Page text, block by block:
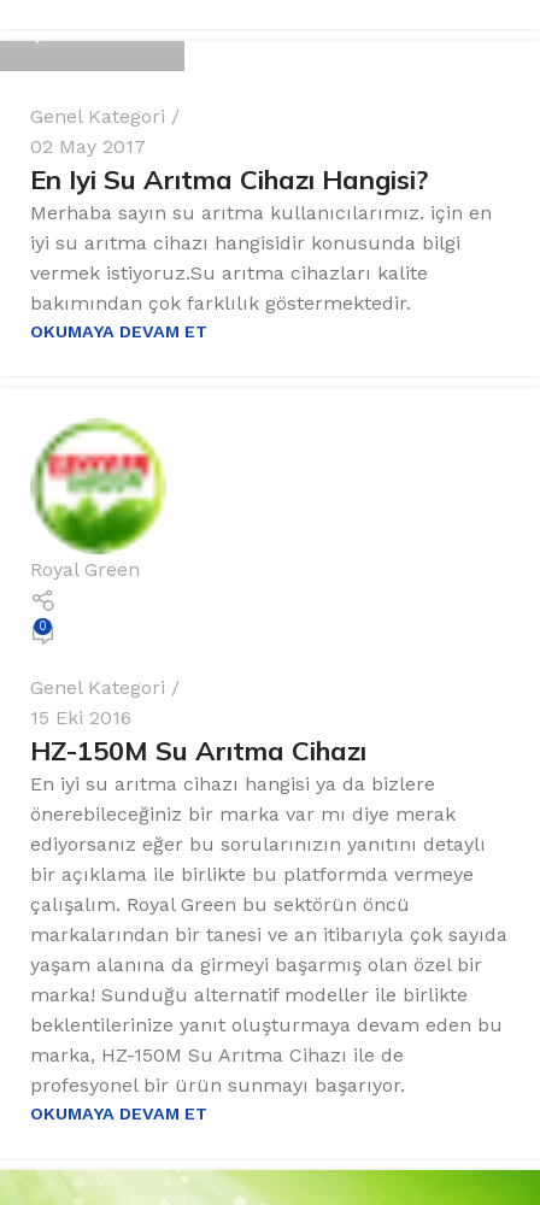
Genel Kategori
02 May 2017
En Iyi Su Arıtma Cihazı Hangisi?
Merhaba sayın su arıtma kullanıcılarımız. için en
iyi su arıtma cihazı hangisidir konusunda bilgi
vermek istiyoruz.Su arıtma cihazları kalite
bakımından çok farklılık göstermektedir.
OKUMAYA DEVAM ET
Royal Green
0
Genel Kategori
15 Eki 2016
HZ-150M Su Arıtma Cihazı
En iyi su arıtma cihazı hangisi ya da bizlere
önerebileceğiniz bir marka var mı diye merak
ediyorsanız eğer bu sorularınızın yanıtını detaylı
bir açıklama ile birlikte bu platformda vermeye
çalışalım. Royal Green bu sektörün öncü
markalarından bir tanesi ve an itibarıyla çok sayıda
yaşam alanına da girmeyi başarmış olan özel bir
marka! Sunduğu alternatif modeller ile birlikte
beklentilerinize yanıt oluşturmaya devam eden bu
marka, HZ-150M Su Arıtma Cihazı ile de
profesyonel bir ürün sunmayı başarıyor.
OKUMAYA DEVAM ET